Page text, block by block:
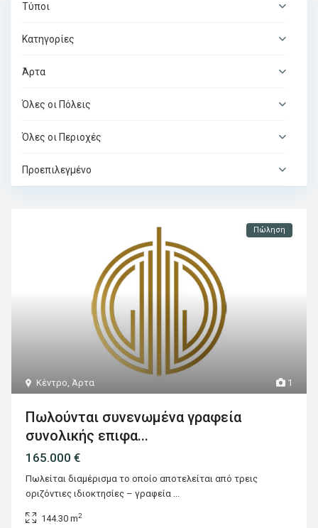
Τύποι
Κατηγορίες
Άρτα
Όλες οι Πόλεις
Όλες οι Περιοχές
Προεπιλεγμένο
1
Κέντρο Άρτα
Πώληση
Πωλούνται συνενωμένα γραφεία
συνολικής επιφα...
165.000 €
Πωλείται διαμέρισμα το οποίο αποτελείται από τρεις
οριζόντιες ιδιοκτησίες – γραφεία
144.30 m2